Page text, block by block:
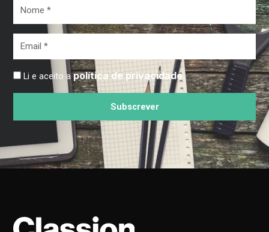
Li e aceito apolítica de privacidade
Subscrever